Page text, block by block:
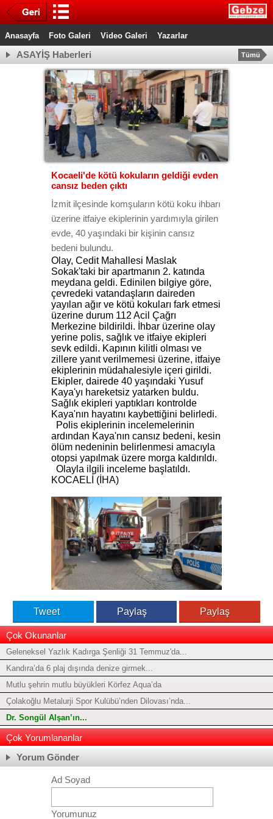
Anasayfa Foto Galeri Video Galeri Yazarlar
ASAYİŞ Haberleri Tümü
Kocaeli'de kötü kokuların geldiği evden
cansız beden çıktı
İzmit ilçesinde komşuların kötü koku ihbarı
üzerine itfaiye ekiplerinin yardımıyla girilen
evde, 40 yaşındaki bir kişinin cansız
bedeni bulundu.
Olay, Cedit Mahallesi Maslak
Sokak'taki bir apartmanın 2. katında
meydana geldi. Edinilen bilgiye göre,
çevredeki vatandaşların daireden
yayılan ağır ve kötü kokuları fark etmesi
üzerine durum 112 Acil Çağrı
Merkezine bildirildi. İhbar üzerine olay
yerine polis, sağlık ve itfaiye ekipleri
sevk edildi. Kapının kilitli olması ve
zillere yanıt verilmemesi üzerine, itfaiye
ekiplerinin müdahalesiyle içeri girildi.
Ekipler, dairede 40 yaşındaki Yusuf
Kaya'yı hareketsiz yatarken buldu.
Sağlık ekipleri yaptıkları kontrolde
Kaya'nın hayatını kaybettiğini belirledi.
Polis ekiplerinin incelemelerinin
ardından Kaya'nın cansız bedeni, kesin
ölüm nedeninin belirlenmesi amacıyla
otopsi yapılmak üzere morga kaldırıldı.
Olayla ilgili inceleme başlatıldı.
KOCAELİ (İHA)
Tweet Paylaş Paylaş
Çok Okunanlar
Geleneksel Yazlık Kadırga Şenliği 31 Temmuz'da...
Kandıra’da 6 plaj dışında denize girmek...
Mutlu şehrin mutlu büyükleri Körfez Aqua’da
Çolakoğlu Metalurji Spor Kulübü’nden Dilovası’nda...
Dr. Songül Alşan’ın...
Çok Yorumlananlar
Yorum Gönder
Ad Soyad
Yorumunuz